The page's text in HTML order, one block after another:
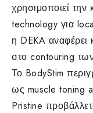
χρησιμοποιεί
technology για
η DEKA αναφέρει
στο contouring
Το BodyStim
ως muscle toning
Pristine